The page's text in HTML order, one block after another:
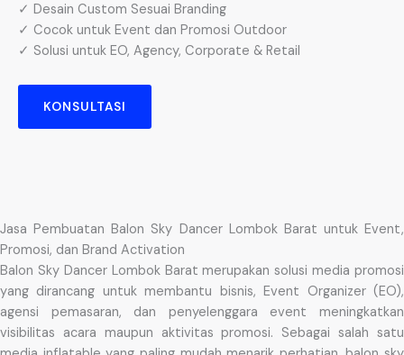
✓ Desain Custom Sesuai Branding
✓ Cocok untuk Event dan Promosi Outdoor
✓ Solusi untuk EO, Agency, Corporate & Retail
KONSULTASI
Jasa Pembuatan Balon Sky Dancer Lombok Barat untuk Event,
Promosi, dan Brand Activation
Balon Sky Dancer Lombok Barat merupakan solusi media promosi
yang dirancang untuk membantu bisnis, Event Organizer (EO),
agensi pemasaran, dan penyelenggara event meningkatkan
visibilitas acara maupun aktivitas promosi. Sebagai salah satu